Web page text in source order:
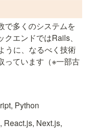
で多くのシステムを
エンドではRails、
うに、なるべく技術
っています（※一部古
Python
React.js, Next.js,